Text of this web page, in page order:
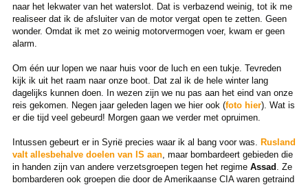
naar het lekwater van het waterslot. Dat is verbazend weinig, tot ik me
realiseer dat ik de afsluiter van de motor vergat open te zetten. Geen
wonder. Omdat ik met zo weinig motorvermogen voer, kwam er geen
alarm.
Om één uur lopen we naar huis voor de luch en een tukje. Tevreden
kijk ik uit het raam naar onze boot. Dat zal ik de hele winter lang
dagelijks kunnen doen. In wezen zijn we nu pas aan het eind van onze
reis gekomen. Negen jaar geleden lagen we hier ook (foto hier). Wat is
er die tijd veel gebeurd! Morgen gaan we verder met opruimen.
Intussen gebeurt er in Syrië precies waar ik al bang voor was. Rusland
valt allesbehalve doelen van IS aan, maar bombardeert gebieden die
in handen zijn van andere verzetsgroepen tegen het regime Assad . Ze
bombarderen ook groepen die door de Amerikaanse CIA waren getraind